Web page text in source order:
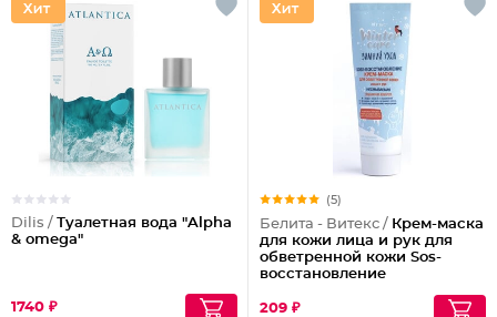
Dilis / Туалетная вода "Alpha
& omega"
1740 ₽
(5)
Белита - Витекс / Крем-маска
для кожи лица и рук для
обветренной кожи Sos-
восстановление
209 ₽